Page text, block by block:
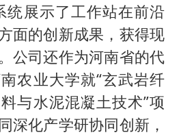
统展示了工作站在前沿
面的创新成果，获得现
公司还作为河南省的代
农业大学就“玄武岩纤
与水泥混凝土技术”项
深化产学研协同创新，